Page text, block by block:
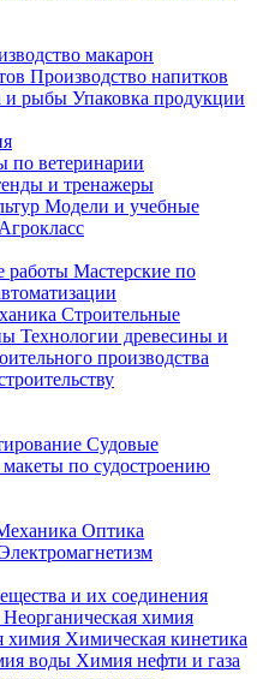
макарон
Производство напитков
и рыбы Упаковка продукции
по ветеринарии
и тренажеры
Модели и учебные
работы Мастерские по
Строительные
Технологии древесины и
производства
Судовые
по судостроению
Оптика
и их соединения
Неорганическая химия
химия Химическая кинетика
воды Химия нефти и газа